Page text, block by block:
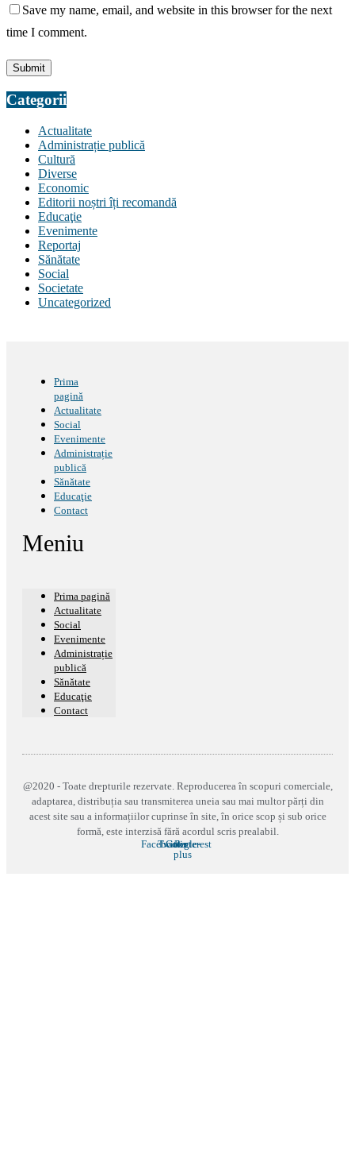
Save my name, email, and website in this browser for the next
time I comment.
Categorii
Actualitate
Administrație publică
Cultură
Diverse
Economic
Editorii noștri îți recomandă
Educaţie
Evenimente
Reportaj
Sănătate
Social
Societate
Uncategorized
Prima
pagină
Actualitate
Social
Evenimente
Administrație
publică
Sănătate
Educaţie
Contact
Meniu
Prima pagină
Actualitate
Social
Evenimente
Administrație
publică
Sănătate
Educaţie
Contact
@2020 - Toate drepturile rezervate. Reproducerea în scopuri comerciale,
adaptarea, distribuția sau transmiterea uneia sau mai multor părți din
acest site sau a informațiilor cuprinse în site, în orice scop și sub orice
formă, este interzisă fără acordul scris prealabil.
Facebook
Twitter
Google-
plus
Pinterest